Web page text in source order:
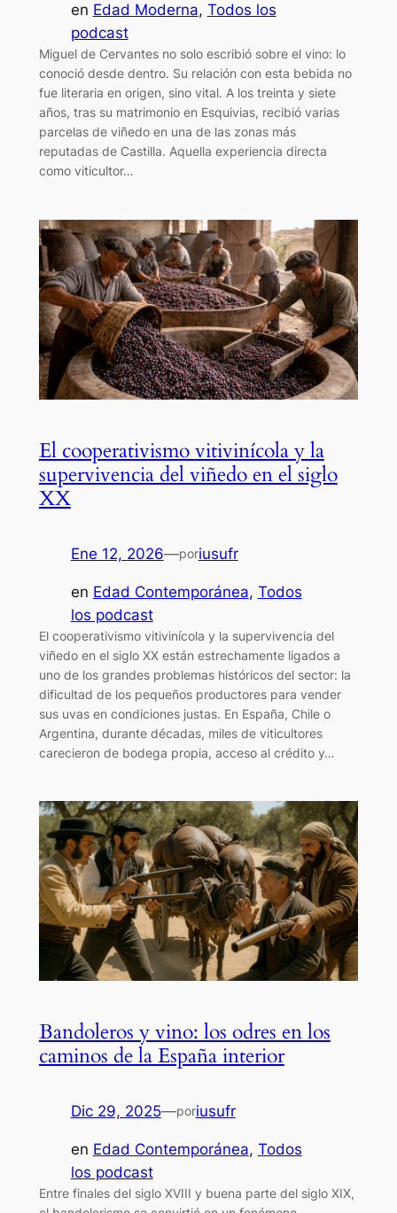
en Edad Moderna, Todos los
podcast
Miguel de Cervantes no solo escribió sobre el vino: lo
conoció desde dentro. Su relación con esta bebida no
fue literaria en origen, sino vital. A los treinta y siete
años, tras su matrimonio en Esquivias, recibió varias
parcelas de viñedo en una de las zonas más
reputadas de Castilla. Aquella experiencia directa
como viticultor…
El cooperativismo vitivinícola y la
supervivencia del viñedo en el siglo
XX
Ene 12, 2026—poriusufr
en Edad Contemporánea, Todos
los podcast
El cooperativismo vitivinícola y la supervivencia del
viñedo en el siglo XX están estrechamente ligados a
uno de los grandes problemas históricos del sector: la
dificultad de los pequeños productores para vender
sus uvas en condiciones justas. En España, Chile o
Argentina, durante décadas, miles de viticultores
carecieron de bodega propia, acceso al crédito y…
Bandoleros y vino: los odres en los
caminos de la España interior
Dic 29, 2025—poriusufr
en Edad Contemporánea, Todos
los podcast
Entre finales del siglo XVIII y buena parte del siglo XIX,